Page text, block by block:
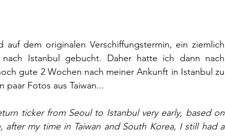
auf dem originalen Verschiffungstermin, ein ziemlich
nach Istanbul gebucht. Daher hatte ich dann nach
gute 2 Wochen nach meiner Ankunft in Istanbul zu
paar Fotos aus Taiwan...
ticker from Seoul to Istanbul very early, based on
my time in Taiwan and South Korea, I still had a